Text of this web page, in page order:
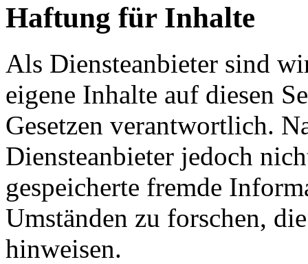
Haftung für Inhalte
Als Diensteanbieter sind
eigene Inhalte auf diesen
Gesetzen verantwortlich.
Diensteanbieter jedoch
gespeicherte fremde
Umständen zu forschen,
hinweisen.